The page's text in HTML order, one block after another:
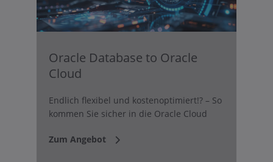
Oracle Database to Oracle
Cloud
Endlich flexibel und kostenoptimiert!? – So
kommen Sie sicher in die Oracle Cloud
Zum Angebot